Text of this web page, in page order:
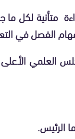
متأنية لكل
الفصل في
الرئيس.